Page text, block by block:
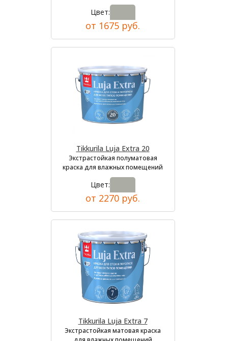
Цвет:
от 1675 руб.
Tikkurila Luja Extra 20
Экстрастойкая полуматовая
краска для влажных помещений
Цвет:
от 2270 руб.
Tikkurila Luja Extra 7
Экстрастойкая матовая краска